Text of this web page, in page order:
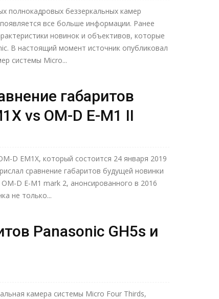
полнокадровых беззеркальных камер
все больше информации. Ранее
новинок и объективов, которые
В настоящий момент источник опубликовал
системы Micro...
габаритов
vs OM-D E-M1 II
D EM1X, который состоится 24 января 2019
сравнение габаритов будущей новинки
D E-M1 mark 2, анонсированного в 2016
не только...
Panasonic GH5s и
камера системы Micro Four Thirds,